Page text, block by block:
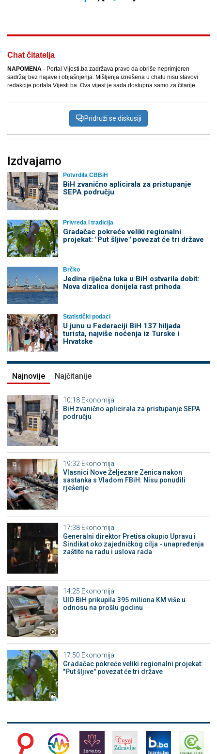
Chat čitatelja
NAPOMENA - Portal Vijesti.ba zadržava pravo da obriše neprimjeren
sadržaj bez najave i objašnjenja. Mišljenja iznešena u chatu nisu stavovi
redakcije portala Vijesti.ba. Ova vijest je sada dostupna samo za čitanje.
Pridruži se diskusiji
Izdvajamo
Potvrdila CBBiH
BiH zvanično aplicirala za pristupanje
SEPA području
Privreda i tradicija
Gradačac pokreće veliki regionalni
projekat: "Put šljive" povezat će tri države
Brčko
Jedina riječna luka u BiH ostvarila dobit:
Nova dizalica donijela rast prihoda
Statistički podaci
U junu u Federaciji BiH 137 hiljada
turista, najviše noćenja iz Turske i
Hrvatske
Najnovije Najčitanije
10:18 Ekonomija
BiH zvanično aplicirala za pristupanje SEPA
području
19:32 Ekonomija
Vlasnici Nove Željezare Zenica nakon
sastanka s Vladom FBiH: Nisu ponudili
rješenje
17:38 Ekonomija
Generalni direktor Pretisa okupio Upravu i
Sindikat oko zajedničkog cilja - unapređenja
zaštite na radu i uslova rada
14:25 Ekonomija
UIO BiH prikupila 395 miliona KM više u
odnosu na prošlu godinu
17:50 Ekonomija
Gradačac pokreće veliki regionalni projekat:
"Put šljive" povezat će tri države